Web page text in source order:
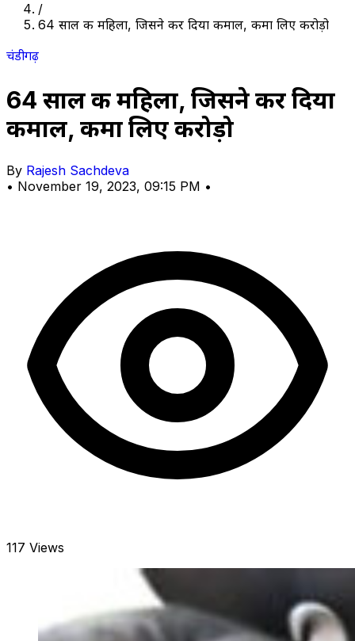
/
64 साल की महिला, जिसने कर दिया कमाल, कमा लिए करोड़ो
चंडीगढ़
64 साल की महिला, जिसने कर दिया
कमाल, कमा लिए करोड़ो
By Rajesh Sachdeva
• November 19, 2023, 09:15 PM •
117 Views